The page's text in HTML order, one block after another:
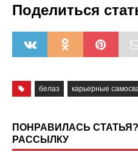
Поделиться
белаз карьерные
ПОНРАВИЛАСЬ
РАССЫЛКУ